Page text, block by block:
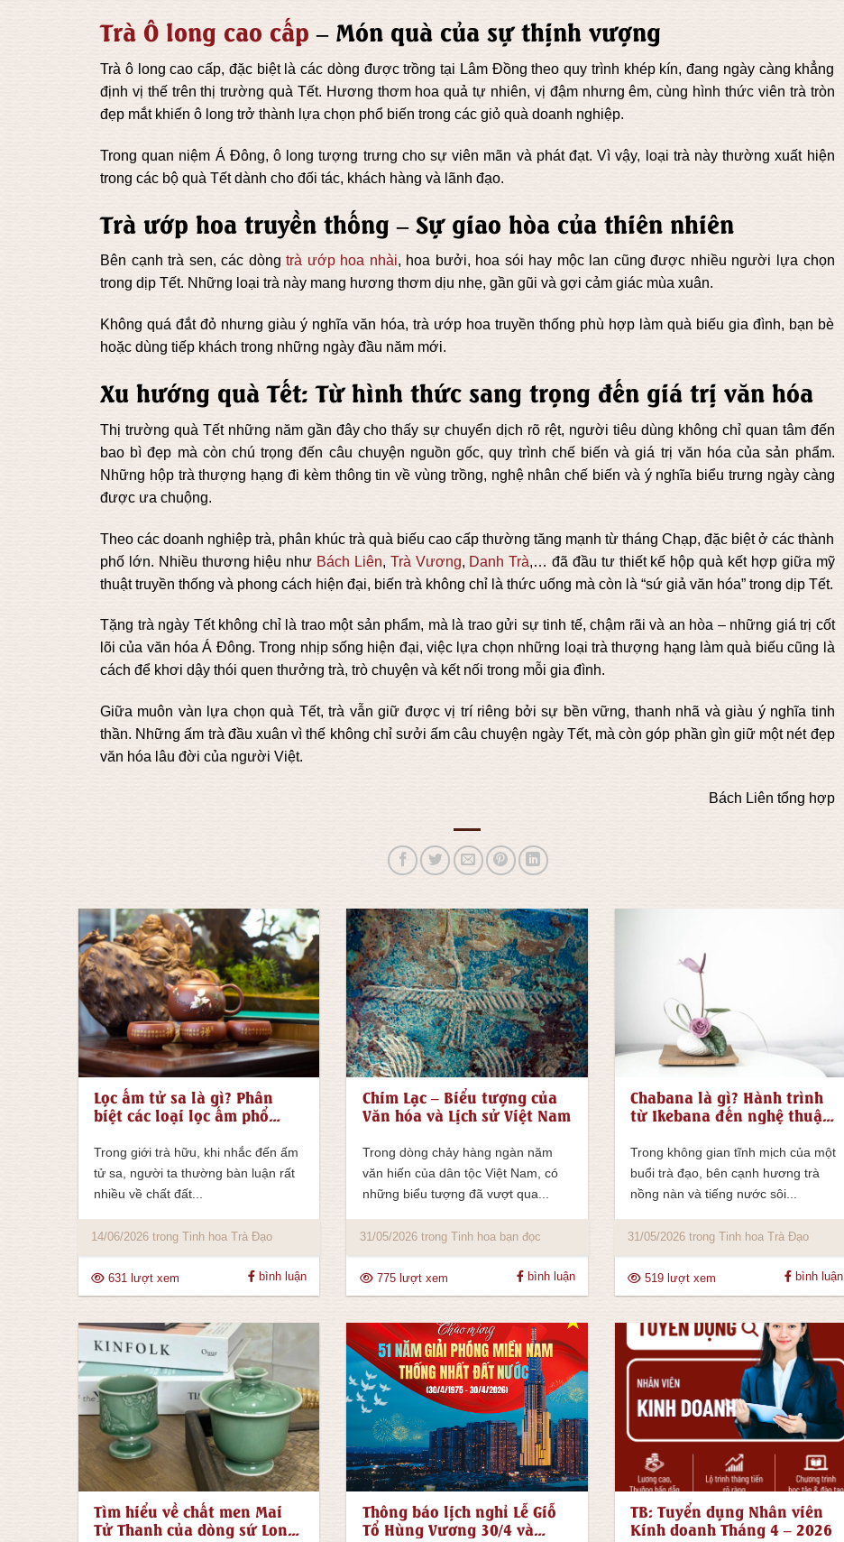
Trà Ô long cao cấp – Món quà của sự thịnh vượng
Trà ô long cao cấp, đặc biệt là các dòng được trồng tại Lâm Đồng theo quy trình khép kín, đang ngày càng khẳng
định vị thế trên thị trường quà Tết. Hương thơm hoa quả tự nhiên, vị đậm nhưng êm, cùng hình thức viên trà tròn
đẹp mắt khiến ô long trở thành lựa chọn phổ biến trong các giỏ quà doanh nghiệp.
Trong quan niệm Á Đông, ô long tượng trưng cho sự viên mãn và phát đạt. Vì vậy, loại trà này thường xuất hiện
trong các bộ quà Tết dành cho đối tác, khách hàng và lãnh đạo.
Trà ướp hoa truyền thống – Sự giao hòa của thiên nhiên
Bên cạnh trà sen, các dòngtrà ướp hoa nhài, hoa bưởi, hoa sói hay mộc lan cũng được nhiều người lựa chọn
trong dịp Tết. Những loại trà này mang hương thơm dịu nhẹ, gần gũi và gợi cảm giác mùa xuân.
Không quá đắt đỏ nhưng giàu ý nghĩa văn hóa, trà ướp hoa truyền thống phù hợp làm quà biếu gia đình, bạn bè
hoặc dùng tiếp khách trong những ngày đầu năm mới.
Xu hướng quà Tết: Từ hình thức sang trọng đến giá trị văn hóa
Thị trường quà Tết những năm gần đây cho thấy sự chuyển dịch rõ rệt, người tiêu dùng không chỉ quan tâm đến
bao bì đẹp mà còn chú trọng đến câu chuyện nguồn gốc, quy trình chế biến và giá trị văn hóa của sản phẩm.
Những hộp trà thượng hạng đi kèm thông tin về vùng trồng, nghệ nhân chế biến và ý nghĩa biểu trưng ngày càng
được ưa chuộng.
Theo các doanh nghiệp trà, phân khúc trà quà biếu cao cấp thường tăng mạnh từ tháng Chạp, đặc biệt ở các thành
phố lớn. Nhiều thương hiệu như Bách Liên, Trà Vương, Danh Trà,… đã đầu tư thiết kế hộp quà kết hợp giữa mỹ
thuật truyền thống và phong cách hiện đại, biến trà không chỉ là thức uống mà còn là “sứ giả văn hóa” trong dịp Tết.
Tặng trà ngày Tết không chỉ là trao một sản phẩm, mà là trao gửi sự tinh tế, chậm rãi và an hòa – những giá trị cốt
lõi của văn hóa Á Đông. Trong nhịp sống hiện đại, việc lựa chọn những loại trà thượng hạng làm quà biếu cũng là
cách để khơi dậy thói quen thưởng trà, trò chuyện và kết nối trong mỗi gia đình.
Giữa muôn vàn lựa chọn quà Tết, trà vẫn giữ được vị trí riêng bởi sự bền vững, thanh nhã và giàu ý nghĩa tinh
thần. Những ấm trà đầu xuân vì thế không chỉ sưởi ấm câu chuyện ngày Tết, mà còn góp phần gìn giữ một nét đẹp
văn hóa lâu đời của người Việt.
Bách Liên tổng hợp
Lọc ấm tử sa là gì? Phân
biệt các loại lọc ấm phổ
Trong giới trà hữu, khi nhắc đến ấm
tử sa, người ta thường bàn luận rất
nhiều về chất đất...
14/06/2026 trong Tinh hoa Trà Đạo
631 lượt xem bình luận
Chim Lạc – Biểu tượng của
Văn hóa và Lịch sử Việt Nam
Trong dòng chảy hàng ngàn năm
văn hiến của dân tộc Việt Nam, có
những biểu tượng đã vượt qua...
31/05/2026 trong Tinh hoa bạn đọc
775 lượt xem bình luận
Chabana là gì? Hành trình
từ Ikebana đến nghệ thuật
Trong không gian tĩnh mịch của một
buổi trà đạo, bên cạnh hương trà
nồng nàn và tiếng nước sôi...
31/05/2026 trong Tinh hoa Trà Đạo
519 lượt xem bình luận
Tìm hiểu về chất men Mai
Tử Thanh của dòng sứ Long
Thông báo lịch nghỉ Lễ Giỗ
Tổ Hùng Vương 30/4 và
TB: Tuyển dụng Nhân viên
Kinh doanh Tháng 4 – 2026